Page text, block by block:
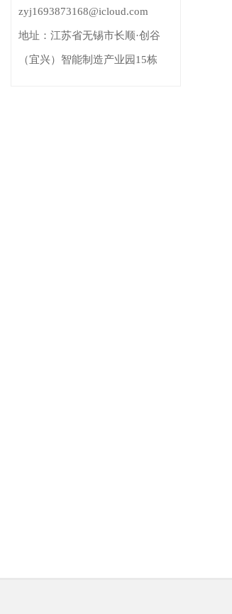
zyj1693873168@icloud.com
地址： 江苏省无锡市长顺·创谷
（宜兴）智能制造产业园15栋